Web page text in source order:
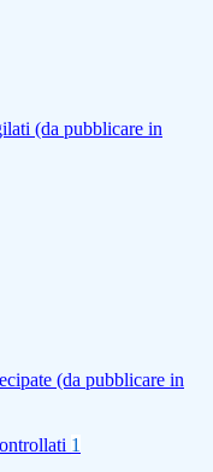
(da pubblicare in
(da pubblicare in
1